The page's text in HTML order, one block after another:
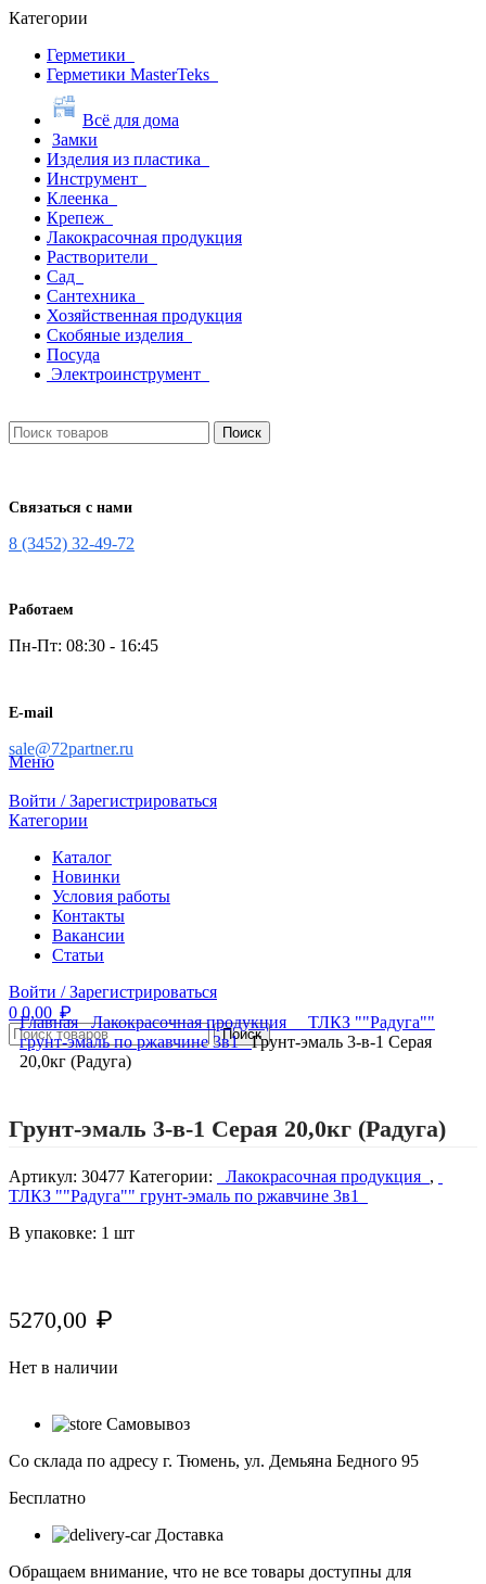
Категории
Герметики
Герметики MasterTeks
Всё для дома
Замки
Изделия из пластика
Инструмент
Клеенка
Крепеж
Лакокрасочная продукция
Растворители
Сад
Сантехника
Хозяйственная продукция
Скобяные изделия
Посуда
Электроинструмент
Поиск
Связаться с нами
8 (3452) 32-49-72
Работаем
Пн-Пт: 08:30 - 16:45
E-mail
sale@72partner.ru
Меню
Войти / Зарегистрироваться
Категории
Каталог
Новинки
Условия работы
Контакты
Вакансии
Статьи
Войти / Зарегистрироваться
00,00 ₽
Поиск
ГлавнаяЛакокрасочная продукция
ТЛКЗ ""Радуга""
грунт-эмаль по ржавчине 3в1Грунт-эмаль 3-в-1 Серая
20,0кг (Радуга)
Грунт-эмаль 3-в-1 Серая 20,0кг (Радуга)
Артикул: 30477 Категории: Лакокрасочная продукция ,
ТЛКЗ ""Радуга"" грунт-эмаль по ржавчине 3в1
В упаковке: 1 шт
5270,00 ₽
Нет в наличии
Самовывоз
Со склада по адресу г. Тюмень, ул. Демьяна Бедного 95
Бесплатно
Доставка
Обращаем внимание, что не все товары доступны для